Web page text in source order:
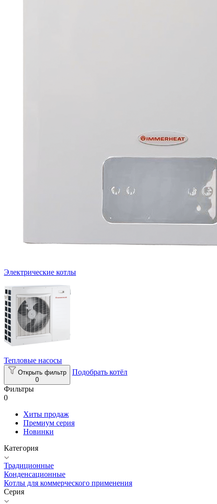
Электрические котлы
Тепловые насосы
Открыть фильтр
0
Подобрать котёл
Фильтры
0
Хиты продаж
Премиум серия
Новинки
Категория
Традиционные
Конденсационные
Котлы для коммерческого применения
Серия